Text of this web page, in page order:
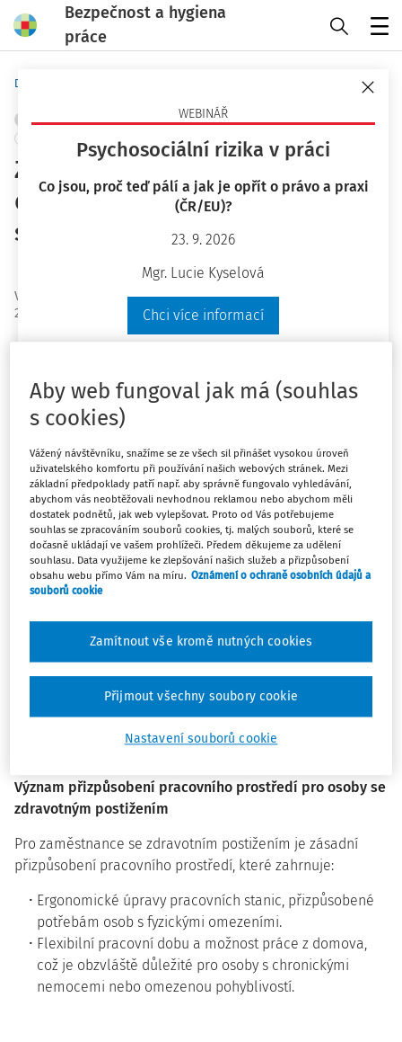
Bezpečnost a hygiena
práce
WEBINÁŘ
Psychosociální rizika v práci
Co jsou, proč teď pálí a jak je opřít o právo a praxi
(ČR/EU)?
23. 9. 2026
Mgr. Lucie Kyselová
Chci více informací
Domů
ERGONOMIE A PRACOVNÍ PROSTŘEDÍ
OCHRANA ZDRAVÍ
Zajištění účinné prevence v
digitálním světě práce - osoby
se zdravotním postižením
Výzkumný institut práce a sociálních věcí, v.v.i.
Vydáno
2 minuty čtení
prevence v digitálním světě
práce",byl zpracován na
podporu evropské kampaně
Zdravé pracoviště 2023–2025 na
témaBezpečná a zdravá práce v
digitálním věku, pořádanou
Evropskou agenturou pro BOZP.
obyvatel EU žije s nějakou formou zdravotního postižení.
Zdravotní postižení zahrnuje smyslové, fyzické a
neurologické poruchy, které mohou mít vliv na pracovní
výkon. Osoby se zdravotným postižením čelí výzvám při
vykonávání práce, ale s odpovídající podporou mohou i
Význam přizpůsobení pracovního prostředí pro osoby se
zdravotným postižením
Pro zaměstnance se zdravotním postižením je zásadní
přizpůsobení pracovního prostředí, které zahrnuje:
Ergonomické úpravy pracovních stanic, přizpůsobené
potřebám osob s fyzickými omezeními.
Flexibilní pracovní dobu a možnost práce z domova,
což je obzvláště důležité pro osoby s chronickými
nemocemi nebo omezenou pohyblivostí.
Aby web fungoval jak má (souhlas
s cookies)
Vážený návštěvníku, snažíme se ze všech sil přinášet vysokou úroveň
uživatelského komfortu při používání našich webových stránek. Mezi
základní předpoklady patří např. aby správně fungovalo vyhledávání,
abychom vás neobtěžovali nevhodnou reklamou nebo abychom měli
dostatek podnětů, jak web vylepšovat. Proto od Vás potřebujeme
souhlas se zpracováním souborů cookies, tj. malých souborů, které se
dočasně ukládají ve vašem prohlížeči. Předem děkujeme za udělení
souhlasu. Data využijeme ke zlepšování našich služeb a přizpůsobení
obsahu webu přímo Vám na míru. Oznámení o ochraně osobních údajů a
souborů cookie
Nastavení souborů cookie
Zamítnout vše kromě nutných cookies
Přijmout všechny soubory cookie